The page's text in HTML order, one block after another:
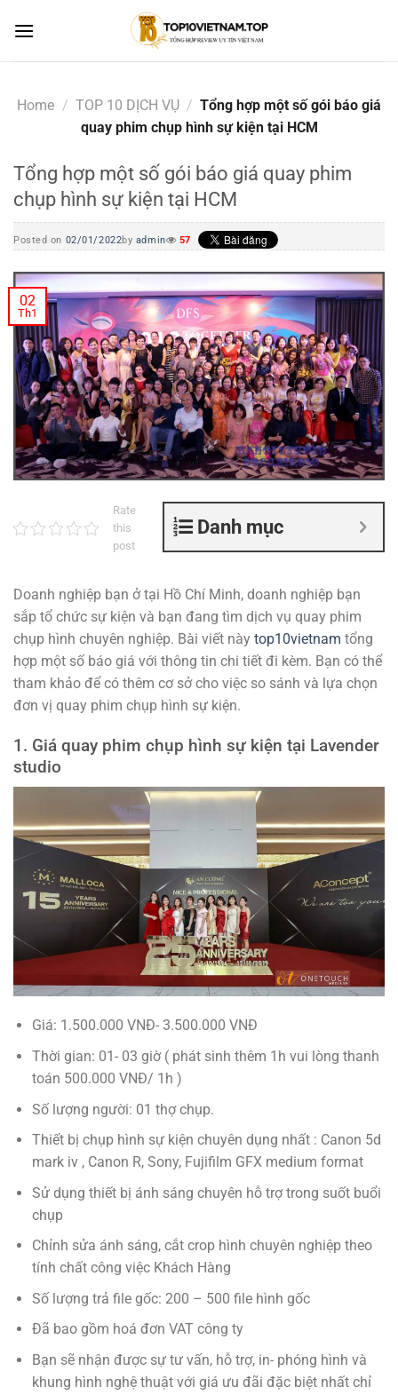
Home / TOP 10 DỊCH VỤ / Tổng hợp một số gói báo giá
quay phim chụp hình sự kiện tại HCM
Tổng hợp một số gói báo giá quay phim
chụp hình sự kiện tại HCM
Posted on 02/01/2022by admin 57
02
Th1
Danh mục
Rate
this
post
Doanh nghiệp bạn ở tại Hồ Chí Minh, doanh nghiệp bạn
sắp tổ chức sự kiện và bạn đang tìm dịch vụ quay phim
chụp hình chuyên nghiệp. Bài viết này top10vietnam tổng
hợp một số báo giá với thông tin chi tiết đi kèm. Bạn có thể
tham khảo để có thêm cơ sở cho việc so sánh và lựa chọn
đơn vị quay phim chụp hình sự kiện.
1. Giá quay phim chụp hình sự kiện tại Lavender
studio
Giá: 1.500.000 VNĐ- 3.500.000 VNĐ
Thời gian: 01- 03 giờ ( phát sinh thêm 1h vui lòng thanh
toán 500.000 VNĐ/ 1h )
Số lượng người: 01 thợ chụp.
Thiết bị chụp hình sự kiện chuyên dụng nhất : Canon 5d
mark iv , Canon R, Sony, Fujifilm GFX medium format
Sử dụng thiết bị ánh sáng chuyên hỗ trợ trong suốt buổi
chụp
Chỉnh sửa ánh sáng, cắt crop hình chuyên nghiệp theo
tính chất công việc Khách Hàng
Số lượng trả file gốc: 200 – 500 file hình gốc
Đã bao gồm hoá đơn VAT công ty
Bạn sẽ nhận được sự tư vấn, hỗ trợ, in- phóng hình và
khung hình nghệ thuật với giá ưu đãi đặc biệt nhất chỉ